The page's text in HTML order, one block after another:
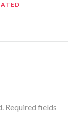
Required fields